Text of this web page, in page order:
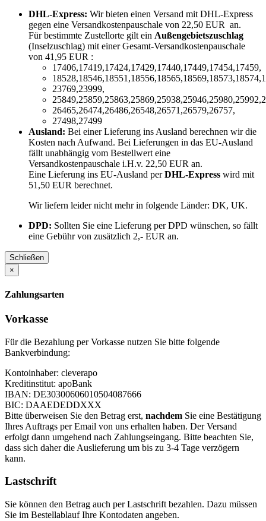
DHL-Express: Wir bieten einen Versand mit DHL-Express
gegen eine Versandkostenpauschale von 22,50 EUR an.
Für bestimmte Zustellorte gilt ein Außengebietszuschlag
(Inselzuschlag) mit einer Gesamt-Versandkostenpauschale
von 41,95 EUR :
17406,17419,17424,17429,17440,17449,17454,17459,
23769,23999,
26465,26474,26486,26548,26571,26579,26757,
27498,27499
Ausland: Bei einer Lieferung ins Ausland berechnen wir die
Kosten nach Aufwand. Bei Lieferungen in das EU-Ausland
fällt unabhängig vom Bestellwert eine
Versandkostenpauschale i.H.v. 22,50 EUR an.
Eine Lieferung ins EU-Ausland perDHL-Express wird mit
51,50 EUR berechnet.
Wir liefern leider nicht mehr in folgende Länder: DK, UK.
DPD: Sollten Sie eine Lieferung per DPD wünschen, so fällt
eine Gebühr von zusätzlich 2,- EUR an.
Schließen
×
Zahlungsarten
Vorkasse
Für die Bezahlung per Vorkasse nutzen Sie bitte folgende
Bankverbindung:
Kontoinhaber: cleverapo
Kreditinstitut: apoBank
IBAN: DE30300606010504087666
BIC: DAAEDEDDXXX
Bitte überweisen Sie den Betrag erst, nachdem Sie eine Bestätigung
Ihres Auftrags per Email von uns erhalten haben. Der Versand
erfolgt dann umgehend nach Zahlungseingang. Bitte beachten Sie,
dass sich daher die Auslieferung um bis zu 3-4 Tage verzögern
kann.
Lastschrift
Sie können den Betrag auch per Lastschrift bezahlen. Dazu müssen
Sie im Bestellablauf Ihre Kontodaten angeben.